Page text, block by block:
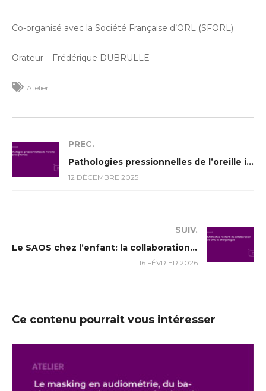
Co-organisé avec la Société Française d’ORL (SFORL)
Orateur – Frédérique DUBRULLE
Atelier
PREC.
Pathologies pressionnelles de l’oreille interne (75min)
12 DÉCEMBRE 2025
SUIV.
Le SAOS chez l’enfant: la collaboration entre ORL et allergologue (59m)
16 FÉVRIER 2026
Ce contenu pourrait vous intéresser